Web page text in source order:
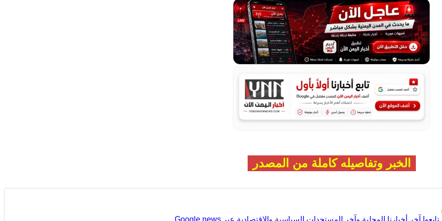
الخبر وتفاصيله كاملة من المصدر
تابعوا آخر أخبارنا المحلية وآخر المستجدات السياسية والإقتصادية عبر Google news